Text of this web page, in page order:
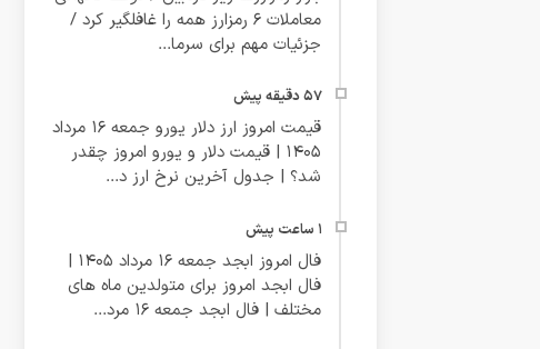
معاملات ۶ رمزارز همه را غافلگیر کرد /
جزئیات مهم برای سرما...
قیمت امروز ارز دلار یورو جمعه 16 مرداد
1405 | قیمت دلار و یورو امروز چقدر
شد؟ | جدول آخرین نرخ ارز د...
فال امروز ابجد جمعه 16 مرداد 1405 |
فال ابجد امروز برای متولدین ماه های
مختلف | فال ابجد جمعه 16 مرد...